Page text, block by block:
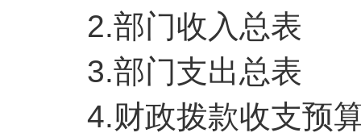
2.部门收入总表
3.部门支出总表
4.财政拨款收支预